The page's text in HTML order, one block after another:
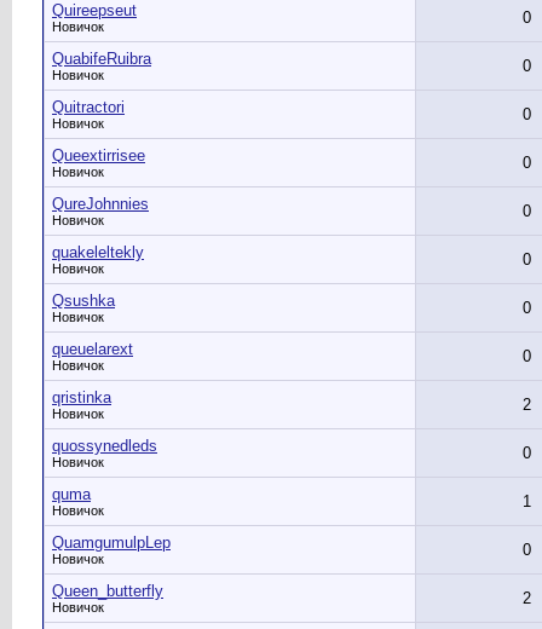
Quireepseut
Новичок 0
QuabifeRuibra
Новичок 0
Quitractori
Новичок 0
Queextirrisee
Новичок 0
QureJohnnies
Новичок 0
quakeleltekly
Новичок 0
Qsushka
Новичок 0
queuelarext
Новичок 0
qristinka
Новичок 2
quossynedleds
Новичок 0
quma
Новичок 1
QuamgumulpLep
Новичок 0
Queen_butterfly
Новичок 2